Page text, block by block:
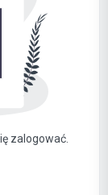
zalogować.